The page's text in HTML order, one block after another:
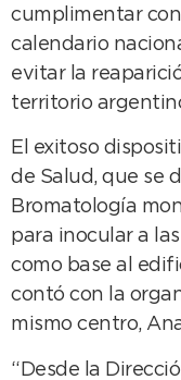
cumplimentar con
calendario
evitar la
territorio
El exitoso
de Salud, que se
Bromatología
para inocular a
como base al
contó con la
mismo centro,
“Desde la